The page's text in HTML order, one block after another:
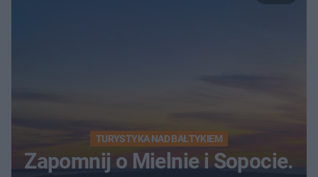
TURYSTYKA NAD BAŁTYKIEM
Zapomnij o Mielnie i Sopocie.